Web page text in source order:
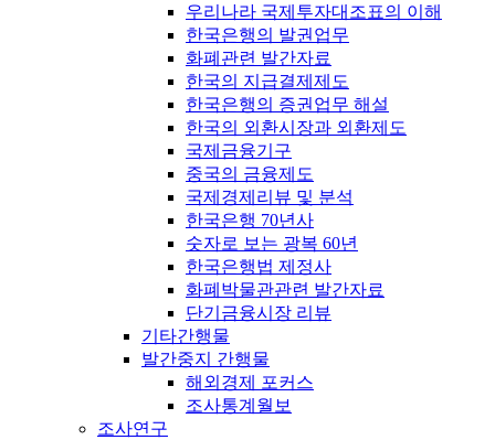
우리나라 국제투자대조표의 이해
한국은행의 발권업무
화폐관련 발간자료
한국의 지급결제제도
한국은행의 증권업무 해설
한국의 외환시장과 외환제도
국제금융기구
중국의 금융제도
국제경제리뷰 및 분석
한국은행 70년사
숫자로 보는 광복 60년
한국은행법 제정사
화폐박물관관련 발간자료
단기금융시장 리뷰
기타간행물
발간중지 간행물
해외경제 포커스
조사통계월보
조사연구